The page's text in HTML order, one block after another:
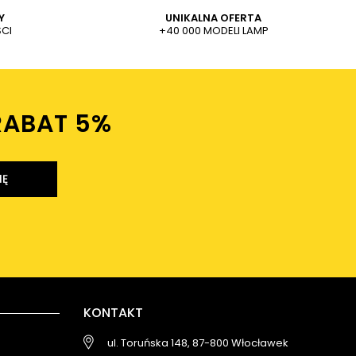
UNIKALNA OFERTA
+40 000 MODELI LAMP
5%ㅤ
KONTAKT
ul. Toruńska 148, 87-800 Włocławek